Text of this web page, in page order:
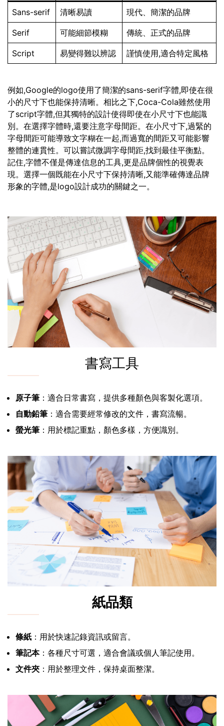
Sans-serif 清晰易讀 現代、簡潔的品牌
Serif 可能細節模糊 傳統、正式的品牌
Script 易變得難以辨認 謹慎使用,適合特定風格
例如,Google的logo使用了簡潔的sans-serif字體,即使在很
小的尺寸下也能保持清晰。相比之下,Coca-Cola雖然使用
了script字體,但其獨特的設計使得即使在小尺寸下也能識
別。在選擇字體時,還要注意字母間距。在小尺寸下,過緊的
字母間距可能導致文字糊在一起,而過寬的間距又可能影響
整體的連貫性。可以嘗試微調字母間距,找到最佳平衡點。
記住,字體不僅是傳達信息的工具,更是品牌個性的視覺表
現。選擇一個既能在小尺寸下保持清晰,又能準確傳達品牌
形象的字體,是logo設計成功的關鍵之一。
書寫工具
原子筆 ：適合日常書寫，提供多種顏色與客製化選項。
自動鉛筆 ：適合需要經常修改的文件，書寫流暢。
螢光筆 ：用於標記重點，顏色多樣，方便識別。
紙品類
條紙 ：用於快速記錄資訊或留言。
筆記本：各種尺寸可選，適合會議或個人筆記使用。
文件夾 ：用於整理文件，保持桌面整潔。